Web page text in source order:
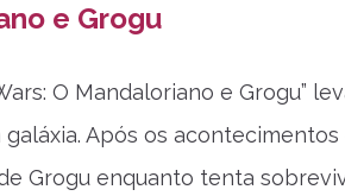
e Grogu
O Mandaloriano e Grogu”
Após os
Grogu enquanto tenta